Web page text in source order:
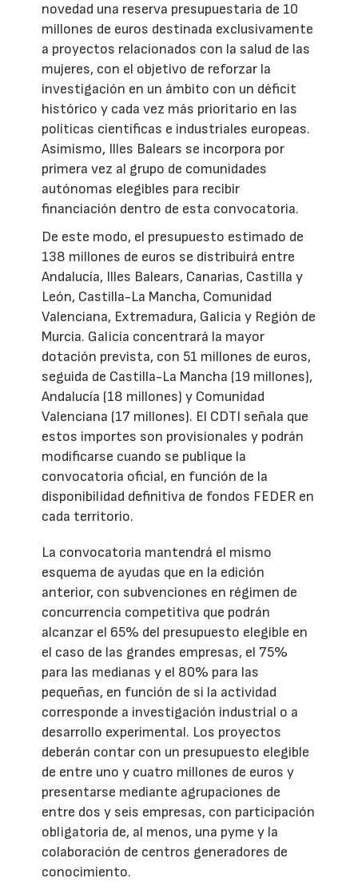
novedad una reserva presupuestaria de 10
millones de euros destinada exclusivamente
a proyectos relacionados con la salud de las
mujeres, con el objetivo de reforzar la
investigación en un ámbito con un déficit
histórico y cada vez más prioritario en las
políticas científicas e industriales europeas.
Asimismo, Illes Balears se incorpora por
primera vez al grupo de comunidades
autónomas elegibles para recibir
financiación dentro de esta convocatoria.
De este modo, el presupuesto estimado de
138 millones de euros se distribuirá entre
Andalucía, Illes Balears, Canarias, Castilla y
León, Castilla-La Mancha, Comunidad
Valenciana, Extremadura, Galicia y Región de
Murcia. Galicia concentrará la mayor
dotación prevista, con 51 millones de euros,
seguida de Castilla-La Mancha (19 millones),
Andalucía (18 millones) y Comunidad
Valenciana (17 millones). El CDTI señala que
estos importes son provisionales y podrán
modificarse cuando se publique la
convocatoria oficial, en función de la
disponibilidad definitiva de fondos FEDER en
cada territorio.
La convocatoria mantendrá el mismo
esquema de ayudas que en la edición
anterior, con subvenciones en régimen de
concurrencia competitiva que podrán
alcanzar el 65% del presupuesto elegible en
el caso de las grandes empresas, el 75%
para las medianas y el 80% para las
pequeñas, en función de si la actividad
corresponde a investigación industrial o a
desarrollo experimental. Los proyectos
deberán contar con un presupuesto elegible
de entre uno y cuatro millones de euros y
presentarse mediante agrupaciones de
entre dos y seis empresas, con participación
obligatoria de, al menos, una pyme y la
colaboración de centros generadores de
conocimiento.